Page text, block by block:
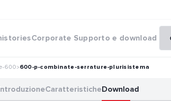
Corporate Supporto e download
600>600-p-combinate-serrature-plurisistema
CaratteristicheDownload